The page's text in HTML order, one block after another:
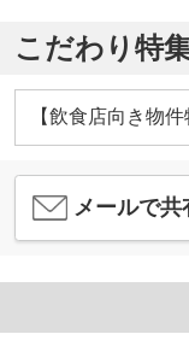
こだわり特
【飲食店向き物件
メールで共